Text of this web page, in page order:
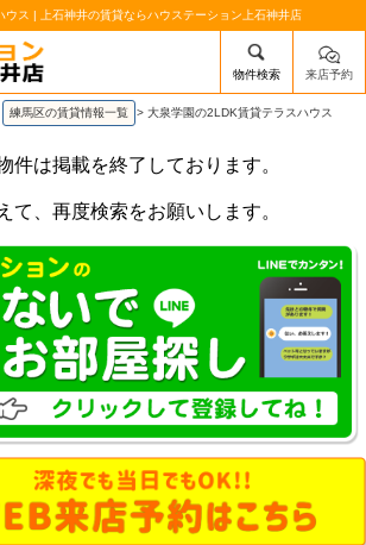
ウス | 上石神井の賃貸ならハウステーション上石神井店
/mobile_img/head-logo.png
物件検索 来店予約
練馬区の賃貸情報一覧 > 大泉学園の2LDK賃貸テラスハウス
件は掲載を終了しております。
て、再度検索をお願いします。